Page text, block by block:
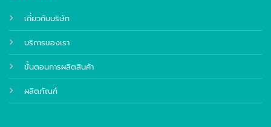
เกี่ยวกับบริษัท
บริการของเรา
ขั้นตอนการผลิตสินค้า
ผลิตภัณฑ์